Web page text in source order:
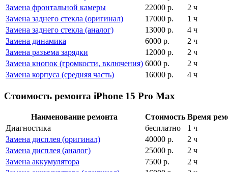
Замена фронтальной камеры
22000 р.
2 ч
Замена заднего стекла (оригинал)
17000 р.
1 ч
Замена заднего стекла (аналог)
13000 р.
4 ч
Замена динамика
6000 р.
2 ч
Замена разъема зарядки
12000 р.
2 ч
Замена кнопок (громкости, включения) 6000 р.
2 ч
Замена корпуса (средняя часть)
16000 р. 4 ч
Стоимость ремонта iPhone 15 Pro Max
Наименование ремонта Стоимость Время
Диагностика
бесплатно
1 ч
Замена дисплея (оригинал)
40000 р.
2 ч
Замена дисплея (аналог)
25000 р.
2 ч
Замена аккумулятора
7500 р.
2 ч